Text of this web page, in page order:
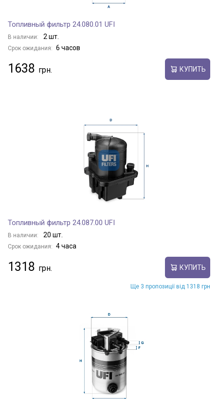
Топливный фильтр 24.080.01 UFI
В наличии: 2 шт.
Срок ожидания: 6 часов
1638 КУПИТЬ
Топливный фильтр 24.087.00 UFI
В наличии: 20 шт.
Срок ожидания: 4 часа
1318 КУПИТЬ
Ще 3 пропозиції від 1318 грн